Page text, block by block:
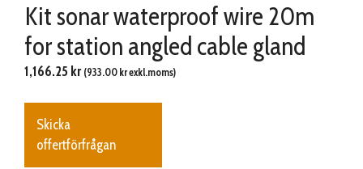
Kit sonar waterproof wire 20m
for station angled cable gland
1,166.25 kr (933.00 krexkl.moms)
Skicka
offertförfrågan